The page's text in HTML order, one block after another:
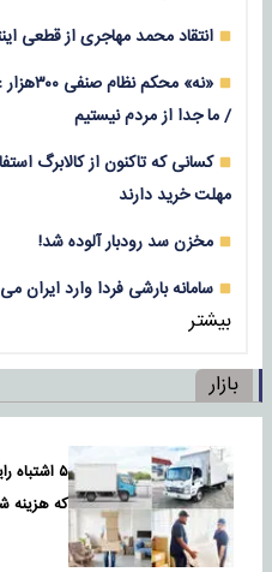
انتقاد محمد مهاجری از قطعی
«نه»
/ ما جدا از مردم نیستیم
مهلت خرید دارند
مخزن سد رودبار آلوده شد!
سامانه بارشی فردا وارد ایران
بیشتر
بازار
۵
که هزینه